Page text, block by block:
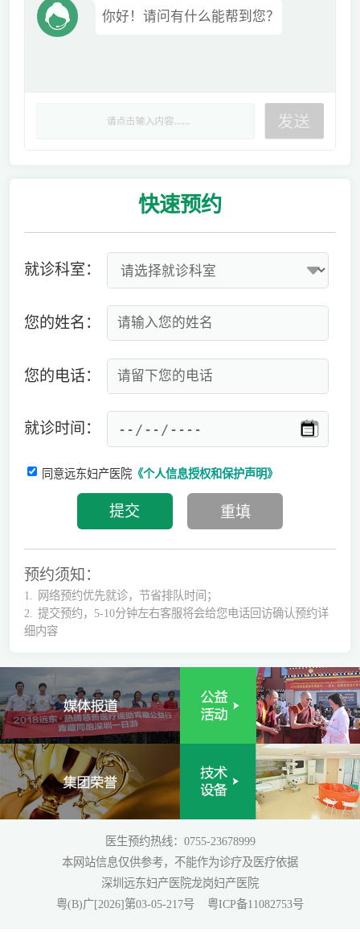
你好！请问有什么能帮到您？
快速预约
就诊科室：
您的姓名：
您的电话：
就诊时间：
同意远东妇产医院《个人信息授权和保护声明》
预约须知：
1.
网络预约优先就诊，节省排队时间；
2.
提交预约，5-10分钟左右客服将会给您电话回访确认预约详
细内容
医生预约热线：0755-23678999
本网站信息仅供参考，不能作为诊疗及医疗依据
深圳远东妇产医院龙岗妇产医院
粤(B)广[2026]第03-05-217号
粤ICP备11082753号